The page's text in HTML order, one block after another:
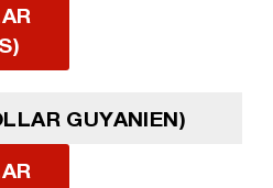
GUYANIEN)